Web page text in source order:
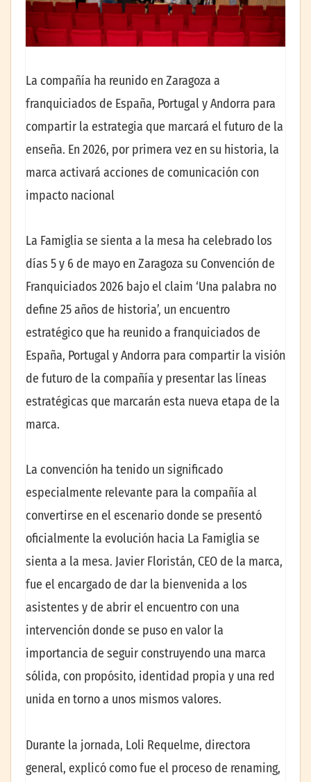
La compañía ha reunido en Zaragoza a
franquiciados de España, Portugal y Andorra para
compartir la estrategia que marcará el futuro de la
enseña. En 2026, por primera vez en su historia, la
marca activará acciones de comunicación con
impacto nacional
La Famiglia se sienta a la mesa ha celebrado los
días 5 y 6 de mayo en Zaragoza su Convención de
Franquiciados 2026 bajo el claim ‘Una palabra no
define 25 años de historia’, un encuentro
estratégico que ha reunido a franquiciados de
España, Portugal y Andorra para compartir la visión
de futuro de la compañía y presentar las líneas
estratégicas que marcarán esta nueva etapa de la
marca.
La convención ha tenido un significado
especialmente relevante para la compañía al
convertirse en el escenario donde se presentó
oficialmente la evolución hacia La Famiglia se
sienta a la mesa. Javier Floristán, CEO de la marca,
fue el encargado de dar la bienvenida a los
asistentes y de abrir el encuentro con una
intervención donde se puso en valor la
importancia de seguir construyendo una marca
sólida, con propósito, identidad propia y una red
unida en torno a unos mismos valores.
Durante la jornada, Loli Requelme, directora
general, explicó como fue el proceso de renaming,